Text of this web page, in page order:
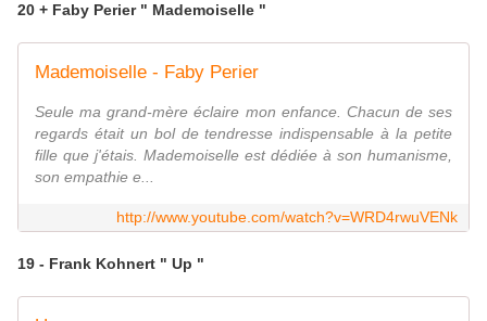
20 + Faby Perier " Mademoiselle "
Mademoiselle - Faby Perier
Seule ma grand-mère éclaire mon enfance. Chacun de ses
regards était un bol de tendresse indispensable à la petite
fille que j'étais. Mademoiselle est dédiée à son humanisme,
son empathie e...
http://www.youtube.com/watch?v=WRD4rwuVENk
19 - Frank Kohnert " Up "